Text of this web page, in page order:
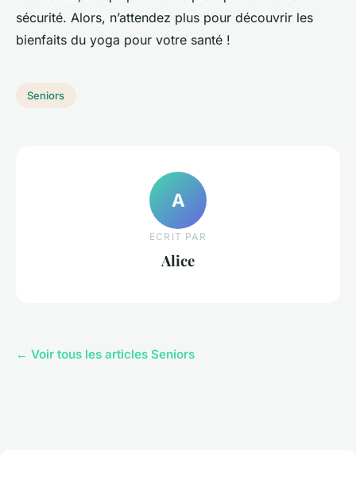
sécurité. Alors, n’attendez plus pour découvrir les
bienfaits du yoga pour votre santé !
Seniors
A
ECRIT PAR
Alice
← Voir tous les articles Seniors